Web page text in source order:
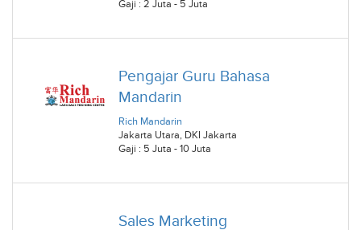
Gaji : 2 Juta - 5 Juta
Pengajar Guru Bahasa
Mandarin
Rich Mandarin
Jakarta Utara, DKI Jakarta
Gaji : 5 Juta - 10 Juta
Sales Marketing